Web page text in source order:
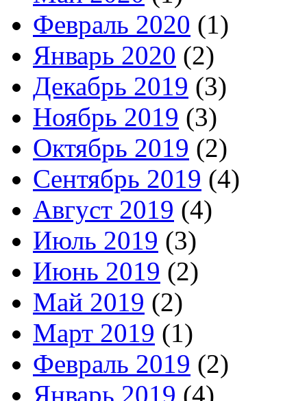
Февраль 2020 (1)
Январь 2020 (2)
Декабрь 2019 (3)
Ноябрь 2019 (3)
Октябрь 2019 (2)
Сентябрь 2019 (4)
Август 2019 (4)
Июль 2019 (3)
Июнь 2019 (2)
Май 2019 (2)
Март 2019 (1)
Февраль 2019 (2)
Январь 2019 (4)